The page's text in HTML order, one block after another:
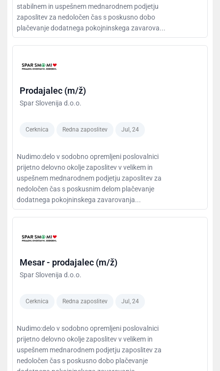
stabilnem in uspešnem mednarodnem podjetju
zaposlitev za nedoločen čas s poskusno dobo
plačevanje dodatnega pokojninskega zavarova...
Prodajalec (m/ž)
Spar Slovenija d.o.o.
Cerknica Redna zaposlitev Jul, 24
Nudimo:delo v sodobno opremljeni poslovalnici
prijetno delovno okolje zaposlitev v velikem in
uspešnem mednarodnem podjetju zaposlitev za
nedoločen čas s poskusnim delom plačevanje
dodatnega pokojninskega zavarovanja...
Mesar - prodajalec (m/ž)
Spar Slovenija d.o.o.
Cerknica Redna zaposlitev Jul, 24
Nudimo:delo v sodobno opremljeni poslovalnici
prijetno delovno okolje zaposlitev v velikem in
uspešnem mednarodnem podjetju zaposlitev za
nedoločen čas s poskusno dobo plačevanje